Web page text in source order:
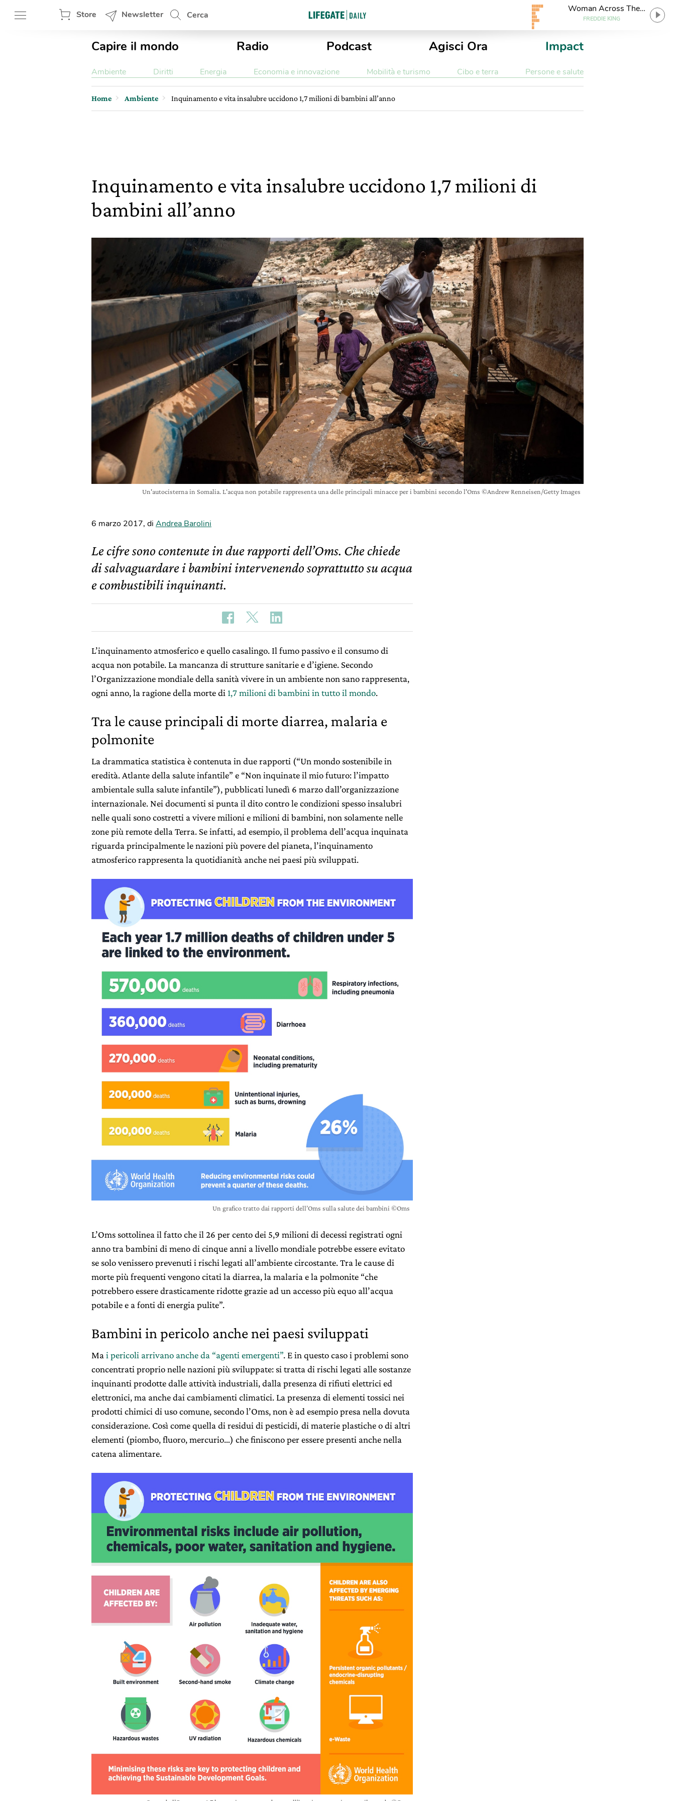
Store Newsletter Cerca
Woman Across The
River
FREDDIE KING
Capire il mondo Radio Podcast Agisci Ora Impact
Ambiente Diritti Energia Economia e innovazione Mobilità e turismo Cibo e terra Persone e salute
Home Ambiente Inquinamento e vita insalubre uccidono 1,7 milioni di bambini all’anno
Inquinamento e vita insalubre uccidono 1,7 milioni di
bambini all’anno
Un'autocisterna in Somalia. L'acqua non potabile rappresenta una delle principali minacce per i bambini secondo l'Oms ©Andrew Renneisen/Getty Images
6 marzo 2017, di Andrea Barolini
Le cifre sono contenute in due rapporti dell’Oms. Che chiede
di salvaguardare i bambini intervenendo soprattutto su acqua
e combustibili inquinanti.
L’inquinamento atmosferico e quello casalingo. Il fumo passivo e il consumo di
acqua non potabile. La mancanza di strutture sanitarie e d’igiene. Secondo
l’Organizzazione mondiale della sanità vivere in un ambiente non sano rappresenta,
ogni anno, la ragione della morte di 1,7 milioni di bambini in tutto il mondo.
Tra le cause principali di morte diarrea, malaria e
polmonite
La drammatica statistica è contenuta in due rapporti (“Un mondo sostenibile in
eredità. Atlante della salute infantile” e “Non inquinate il mio futuro: l’impatto
ambientale sulla salute infantile”), pubblicati lunedì 6 marzo dall’organizzazione
internazionale. Nei documenti si punta il dito contro le condizioni spesso insalubri
nelle quali sono costretti a vivere milioni e milioni di bambini, non solamente nelle
zone più remote della Terra. Se infatti, ad esempio, il problema dell’acqua inquinata
riguarda principalmente le nazioni più povere del pianeta, l’inquinamento
atmosferico rappresenta la quotidianità anche nei paesi più sviluppati.
Un grafico tratto dai rapporti dell’Oms sulla salute dei bambini ©Oms
L’Oms sottolinea il fatto che il 26 per cento dei 5,9 milioni di decessi registrati ogni
anno tra bambini di meno di cinque anni a livello mondiale potrebbe essere evitato
se solo venissero prevenuti i rischi legati all’ambiente circostante. Tra le cause di
morte più frequenti vengono citati la diarrea, la malaria e la polmonite “che
potrebbero essere drasticamente ridotte grazie ad un accesso più equo all’acqua
potabile e a fonti di energia pulite”.
Bambini in pericolo anche nei paesi sviluppati
Ma i pericoli arrivano anche da “agenti emergenti”. E in questo caso i problemi sono
concentrati proprio nelle nazioni più sviluppate: si tratta di rischi legati alle sostanze
inquinanti prodotte dalle attività industriali, dalla presenza di rifiuti elettrici ed
elettronici, ma anche dai cambiamenti climatici. La presenza di elementi tossici nei
prodotti chimici di uso comune, secondo l’Oms, non è ad esempio presa nella dovuta
considerazione. Così come quella di residui di pesticidi, di materie plastiche o di altri
elementi (piombo, fluoro, mercurio…) che finiscono per essere presenti anche nella
catena alimentare.